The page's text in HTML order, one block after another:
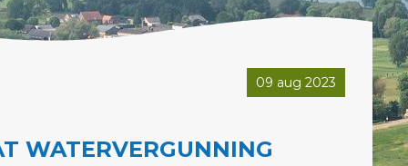
WATERVERGUNNING
09 aug 2023